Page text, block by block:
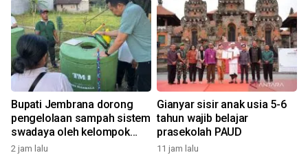
Bupati Jembrana dorong
pengelolaan sampah sistem
swadaya oleh kelompok
masyarakat
2 jam lalu
Gianyar sisir anak usia 5-6
tahun wajib belajar
prasekolah PAUD
11 jam lalu